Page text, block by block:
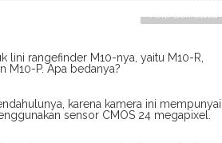
Foto: Dok. Leica
lini rangefinder M10-nya, yaitu M10-R,
M10-P. Apa bedanya?
karena kamera ini mempunyai
sensor CMOS 24 megapixel.